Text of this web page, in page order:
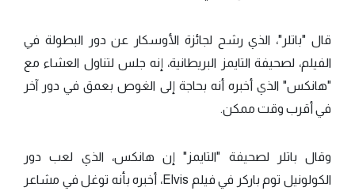
قال "باتلر"، الذي رشح لجائزة الأوسكار عن دور البطولة في
الفيلم، لصحيفة التايمز البريطانية، إنه جلس لتناول العشاء مع
"هانكس" الذي أخبره أنه بحاجة إلى الغوص بعمق في دور آخر
في أقرب وقت ممكن.
وقال باتلر لصحيفة "التايمز" إن هانكس، الذي لعب دور
الكولونيل توم باركر في فيلم Elvis، أخبره بأنه توغل في مشاعر